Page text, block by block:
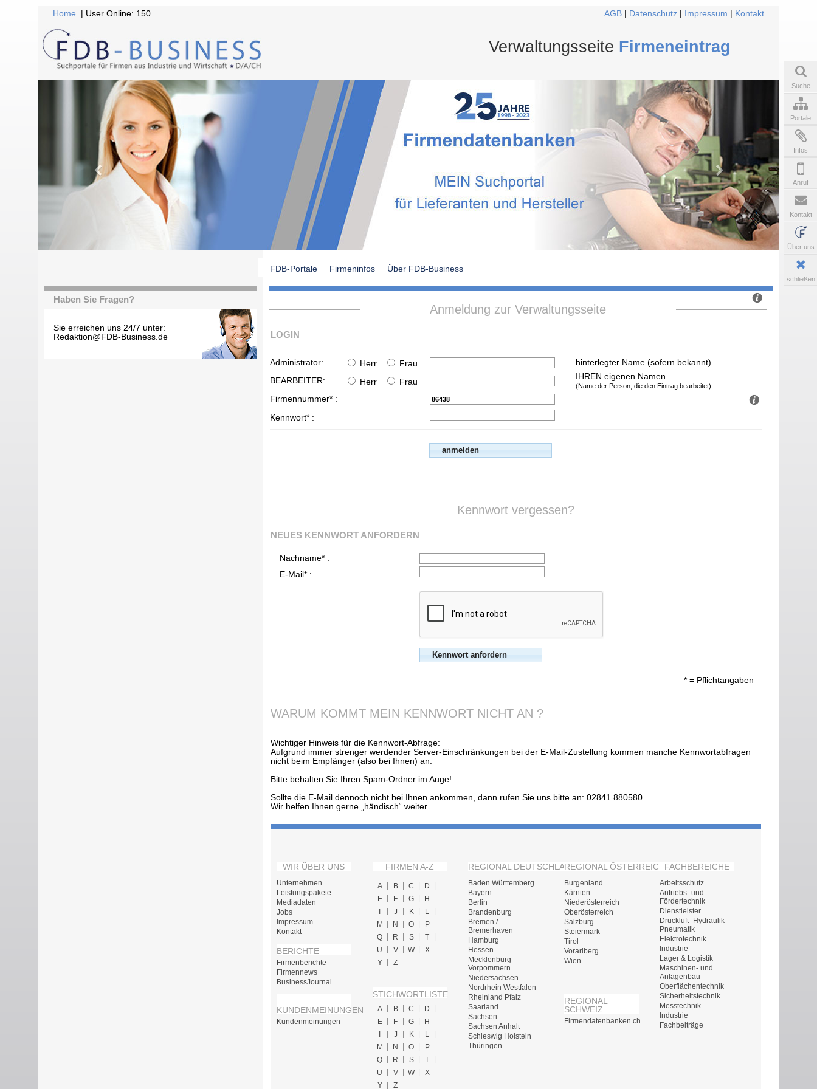
Home | User Online: 150 AGB Datenschutz Impressum Kontakt
Verwaltungsseite Firmeneintrag
FDB-Portale Firmeninfos Über FDB-Business
Haben Sie Fragen?
Sie erreichen uns 24/7 unter:
Redaktion@FDB-Business.de
Anmeldung zur Verwaltungsseite
LOGIN
Administrator: Herr Frau
hinterlegter Name (sofern bekannt)
BEARBEITER:
Herr Frau
IHREN eigenen Namen
(Name der Person, die den Eintrag bearbeitet)
Firmennummer* :
Kennwort* :
Kennwort vergessen?
NEUES KENNWORT ANFORDERN
Nachname* :
E-Mail* :
* = Pflichtangaben
WARUM KOMMT MEIN KENNWORT NICHT AN ?
Wichtiger Hinweis für die Kennwort-Abfrage:
Aufgrund immer strenger werdender Server-Einschränkungen bei der E-Mail-Zustellung kommen manche Kennwortabfragen
nicht beim Empfänger (also bei Ihnen) an.
Bitte behalten Sie Ihren Spam-Ordner im Auge!
Sollte die E-Mail dennoch nicht bei Ihnen ankommen, dann rufen Sie uns bitte an: 02841 880580.
Wir helfen Ihnen gerne „händisch“ weiter.
WIR ÜBER UNS
Unternehmen
Leistungspakete
Mediadaten
Jobs
Impressum
Kontakt
BERICHTE
Firmenberichte
Firmennews
BusinessJournal
KUNDENMEINUNGEN
Kundenmeinungen
FIRMEN A-Z
A B C
D
E
F G
H
I
J K
L
M
N O
P
Q
R S
T
U
V W
X
Y
Z
STICHWORTLISTE
A B C
D
E
F G
H
I
J K
L
M
N O
P
Q
R S
T
U
V W
X
Y
Z
REGIONAL DEUTSCHLAND
Baden Württemberg
Bayern
Berlin
Brandenburg
Bremen /
Bremerhaven
Hamburg
Hessen
Mecklenburg
Vorpommern
Niedersachsen
Nordrhein Westfalen
Rheinland Pfalz
Saarland
Sachsen
Sachsen Anhalt
Schleswig Holstein
Thüringen
REGIONAL ÖSTERREICH
Burgenland
Kärnten
Niederösterreich
Oberösterreich
Salzburg
Steiermark
Tirol
Vorarlberg
Wien
REGIONAL
SCHWEIZ
Firmendatenbanken.ch
FACHBEREICHE
Arbeitsschutz
Antriebs- und
Fördertechnik
Dienstleister
Druckluft- Hydraulik-
Pneumatik
Elektrotechnik
Industrie
Lager & Logistik
Maschinen- und
Anlagenbau
Oberflächentechnik
Sicherheitstechnik
Messtechnik
Industrie
Fachbeiträge
Suche
Portale
Infos
Anruf
Kontakt
Über uns
schließen